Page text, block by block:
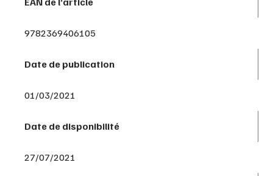
9782369406105
Date de publication
01/03/2021
Date de disponibilité
27/07/2021